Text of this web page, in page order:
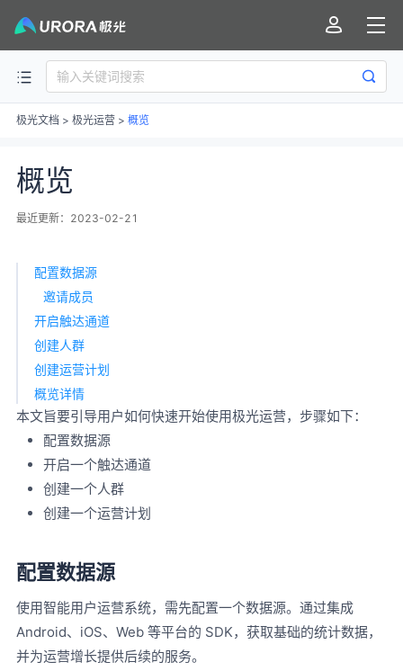
极光文档 > 极光运营 > 概览
概览
最近更新：2023-02-21
配置数据源
邀请成员
开启触达通道
创建人群
创建运营计划
概览详情
本文旨要引导用户如何快速开始使用极光运营，步骤如下：
配置数据源
开启一个触达通道
创建一个人群
创建一个运营计划
配置数据源
使用智能用户运营系统，需先配置一个数据源。通过集成
Android、iOS、Web 等平台的 SDK，获取基础的统计数据，
并为运营增长提供后续的服务。